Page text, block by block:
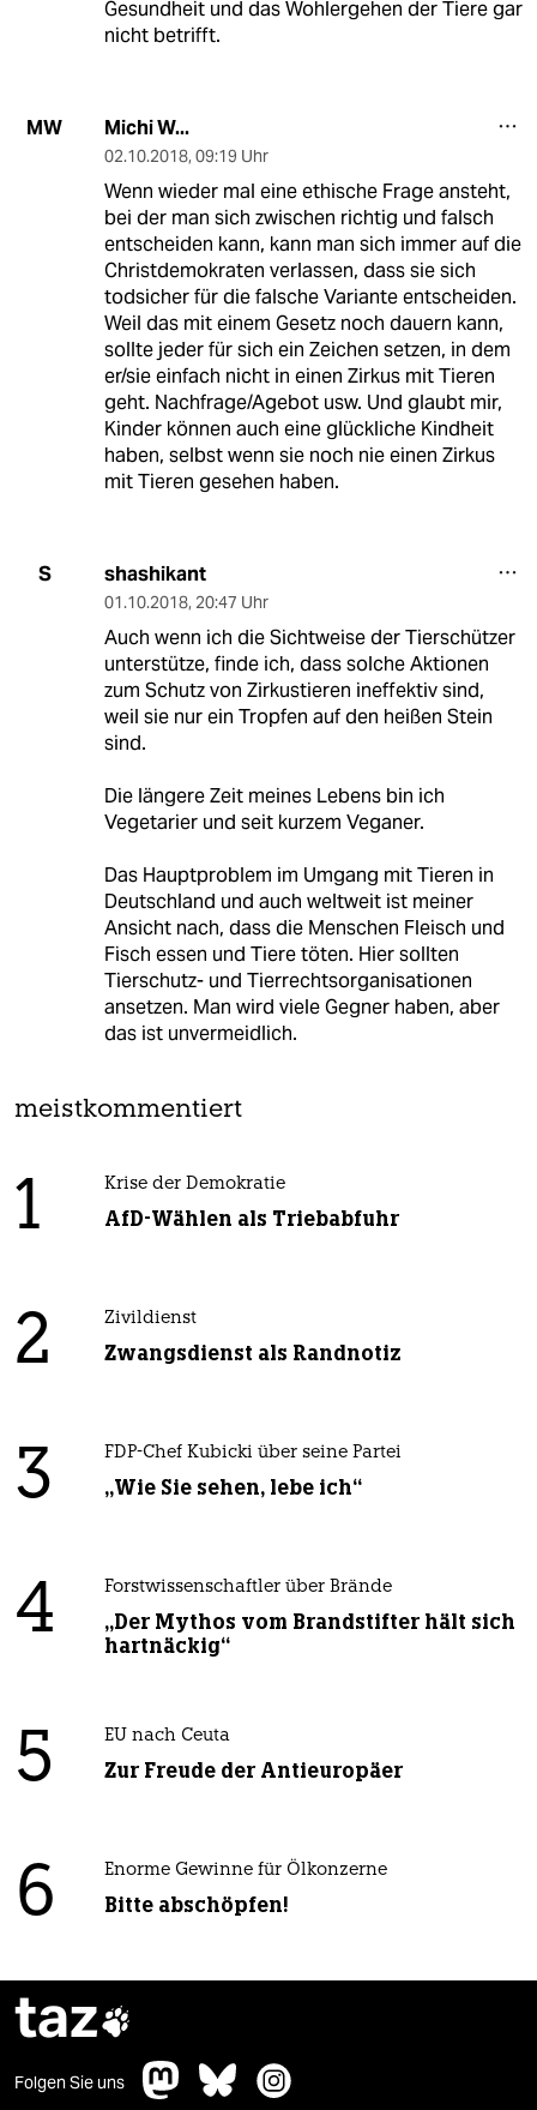
Gesundheit und das Wohlergehen der Tiere gar
nicht betrifft.
MW Michi W...
02.10.2018, 09:19 Uhr
Wenn wieder mal eine ethische Frage ansteht,
bei der man sich zwischen richtig und falsch
entscheiden kann, kann man sich immer auf die
Christdemokraten verlassen, dass sie sich
todsicher für die falsche Variante entscheiden.
Weil das mit einem Gesetz noch dauern kann,
sollte jeder für sich ein Zeichen setzen, in dem
er/sie einfach nicht in einen Zirkus mit Tieren
geht. Nachfrage/Agebot usw. Und glaubt mir,
Kinder können auch eine glückliche Kindheit
haben, selbst wenn sie noch nie einen Zirkus
mit Tieren gesehen haben.
S shashikant
01.10.2018, 20:47 Uhr
Auch wenn ich die Sichtweise der Tierschützer
unterstütze, finde ich, dass solche Aktionen
zum Schutz von Zirkustieren ineffektiv sind,
weil sie nur ein Tropfen auf den heißen Stein
sind.
Die längere Zeit meines Lebens bin ich
Vegetarier und seit kurzem Veganer.
Das Hauptproblem im Umgang mit Tieren in
Deutschland und auch weltweit ist meiner
Ansicht nach, dass die Menschen Fleisch und
Fisch essen und Tiere töten. Hier sollten
Tierschutz- und Tierrechtsorganisationen
ansetzen. Man wird viele Gegner haben, aber
das ist unvermeidlich.
meistkommentiert
1 Krise der Demokratie
AfD-Wählen als Triebabfuhr
2 Zivildienst
Zwangsdienst als Randnotiz
3 FDP-Chef Kubicki über seine Partei
„Wie Sie sehen, lebe ich“
4 Forstwissenschaftler über Brände
„Der Mythos vom Brandstifter hält sich
hartnäckig“
5 EU nach Ceuta
Zur Freude der Antieuropäer
6 Enorme Gewinne für Ölkonzerne
Bitte abschöpfen!
taz
Folgen Sie uns